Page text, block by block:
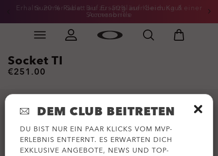
Skip to
Summer-Sale: Bis zu -50% auf Kleidung &
Accessoires
Erhalte 20 % Rabatt auf Ersatzgläser beim Kauf einer
Sonnenbrille
Slide 3 of 3. Erhalte 20 % Rabatt auf Ersatzgläser
Socket TI
€251.00
DEM CLUB BEITRETEN
DU BIST NUR EIN PAAR KLICKS VOM MVP-
ERLEBNIS ENTFERNT. ES ERWARTEN DICH
EXKLUSIVE ANGEBOTE, NEWS UND TOP-